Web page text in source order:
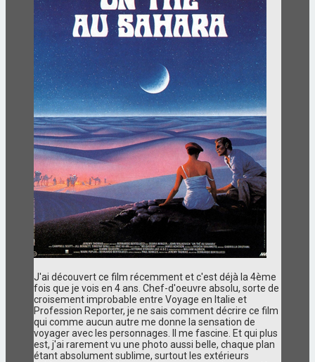
J'ai découvert ce film récemment et c'est déjà la 4ème
fois que je vois en 4 ans. Chef-d'oeuvre absolu, sorte de
croisement improbable entre Voyage en Italie et
Profession Reporter, je ne sais comment décrire ce film
qui comme aucun autre me donne la sensation de
voyager avec les personnages. Il me fascine. Et qui plus
est, j'ai rarement vu une photo aussi belle, chaque plan
étant absolument sublime, surtout les extérieurs